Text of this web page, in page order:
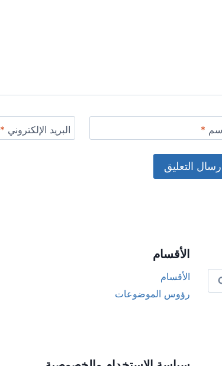
* البريد الإلكتروني *
الأقسام
الأقسام
رؤوس الموضوعات